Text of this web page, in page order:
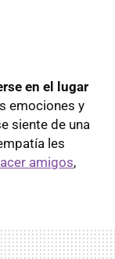
en el lugar
emociones y
siente de una
les
amigos,